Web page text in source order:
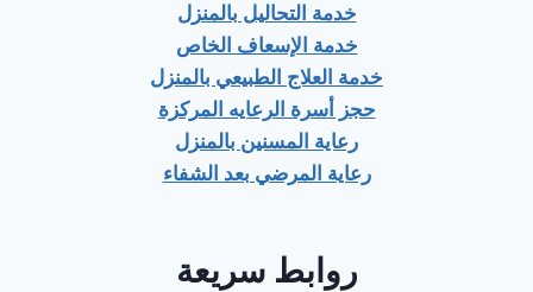
خدمة التحاليل بالمنزل
خدمة الإسعاف الخاص
خدمة العلاج الطبيعي بالمنزل
حجز أسرة الرعايه المركزة
رعاية المسنين بالمنزل
رعاية المرضي بعد الشفاء
روابط سريعة